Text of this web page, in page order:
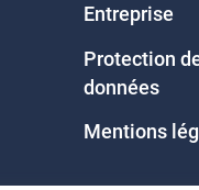
Entreprise
Protection
données
Mentions